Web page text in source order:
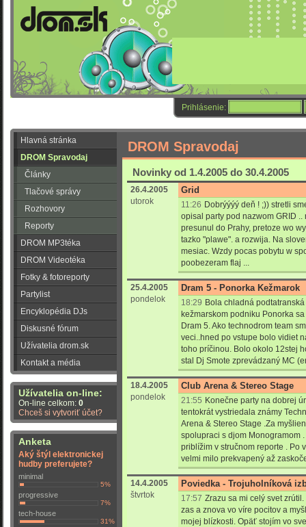
Prihlásenie:
Hlavná stránka
DROM Spravodaj
Články
Tlačové správy
Rozhovory
Reporty
DROM MP3téka
DROM Videotéka
Fotky & fotoreporty
Partylist
Encyklopédia DJs
Diskusné fórum
Užívatelia drom.sk
Kontakt a média
Užívatelia on-line:
On-line celkom: 0
Chceš si vytvoriť účet?
Anketa
Aký štýl elektronickej
hudby preferujete?
minimal
5%
progressive
7%
tech-house
31%
DROM Spravodaj
Novinky od 1.4.2005 do 30.4.2005
26.4.2005
utorok
Grid
11:26 Dobrýýýý deň ! ;)) stretli
opisal party pod nazwom GRID
presunul do Prahy, pretoze wo
tazko "plawe". a rozwija. Na
mesiac. Wzdy pocas pobytu w
poobezeram flaj ...
25.4.2005
pondelok
Dram 5 - Ponorka Kežmarok
18:29 Bola chladná
kežmarskom podniku Ponorka
Dram 5. Ako technodrom team
veci..hned po vstupe bolo vidiet
toho príčinou. Bolo okolo 12stej
stal Dj Smote zprevádzaný MC
18.4.2005
pondelok
Club Arena & Stereo Stage
21:55 Konečne party na dobrej
tentokrát vystriedala známy
Arena & Stereo Stage .Za
spolupraci s djom Monogramom
priblížim v stručnom reporte . Po
velmi milo prekvapený až
14.4.2005
štvrtok
Poviedka - Trojuholníková
17:57 Zrazu sa mi celý svet
zas a znova vo víre pocitov a
mojej blízkosti. Opäť stojím vo